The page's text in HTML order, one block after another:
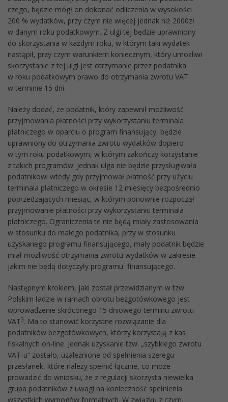
czego, będzie mógł on dokonać odliczenia w wysokości
200 % wydatków, przy czym nie więcej jednak niż 2000zł
w danym roku podatkowym. Z ulgi tej będzie uprawniony
do skorzystania w każdym roku, w którym taki wydatek
nastąpił, przy czym warunkiem koniecznym, który umożliwi
skorzystanie z tej ulgi jest otrzymanie przez podatnika
w roku podatkowym prawo do otrzymania zwrotu VAT
w terminie 15 dni.
Należy dodać, że podatnik, który zapewnił możliwość
przyjmowania płatności przy wykorzystaniu terminala
płatniczego w oparciu o program finansujący, będzie
uprawniony do otrzymania zwrotu wydatków dopiero
w tym roku podatkowym, w którym zakończy korzystanie
z takich programów. Jednak ulga nie będzie przysługiwała
podatnikowi wtedy gdy przyjmował płatność przy użyciu
terminala płatniczego w okresie 12 miesięcy bezpośrednio
poprzedzających miesiąc, w którym ponownie rozpoczął
przyjmowanie płatności przy wykorzystaniu terminala
płatniczego. Ograniczenia te nie będą miały zastosowania
w stosunku do małego podatnika, przy w stosunku
uzyskanego programu finansującego, mały podatnik będzie
miał możliwość otrzymania zwrotu wydatków w zakresie
jakim nie będą dotyczyły programu finansującego.
Następnym krokiem, jaki został przewidzianym w tzw.
Polskim ładzie w ramach obrotu bezgotówkowego jest
wprowadzenie skróconego 15 dniowego terminu zwrotu
VAT3. Ma to stanowić korzystne rozwiązanie dla
podatników bezgotówkowych, którzy korzystają z kas
fiskalnych on-line. Jednak uzyskanie tzw. „szybkiego zwrotu
VAT-u” zostało, uzależnione od spełnienia szeregu
przesłanek, które należy spełnić łącznie, co może
prowadzić do wniosku, że z regulacji skorzysta niewielka
grupa podatników z uwagi na konieczność spełnienia
wszystkich wymogów formalnych. W związku z czym,